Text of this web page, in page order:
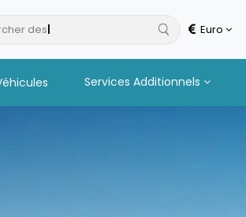
deshotels Euro
Services Additionnels